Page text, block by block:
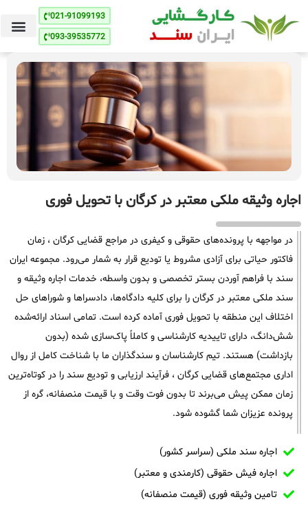
021-91099193
093-39535772
اجاره وثیقه ملکی معتبر در کرگان با تحویل فوری
در مواجهه با پرونده‌های حقوقی و کیفری در مراجع قضایی کرگان ، زمان
فاکتور حیاتی برای آزادی مشروط یا تودیع قرار به شمار می‌رود. مجموعه ایران
سند با فراهم آوردن بستر تخصصی و بدون واسطه، خدمات اجاره وثیقه و
سند ملکی معتبر در کرگان را برای کلیه دادگاه‌ها، دادسراها و شوراهای حل
اختلاف این منطقه با تحویل فوری آماده کرده است. تمامی اسناد ارائه‌شده
شش‌دانگ، دارای تاییدیه کارشناسی و کاملاً پاک‌سازی شده (بدون
بازداشت) هستند. تیم کارشناسان و سندگذاران ما با شناخت کامل از روال
اداری مجتمع‌های قضایی کرگان ، فرآیند ارزیابی و تودیع سند را در کوتاه‌ترین
زمان ممکن پیش می‌برند تا بدون فوت وقت و با قیمت منصفانه، گره از
پرونده عزیزان شما گشوده شود.
اجاره سند ملکی (سراسر کشور)
اجاره فیش حقوقی (کارمندی و معتبر)
تامین وثیقه فوری (قیمت منصفانه)